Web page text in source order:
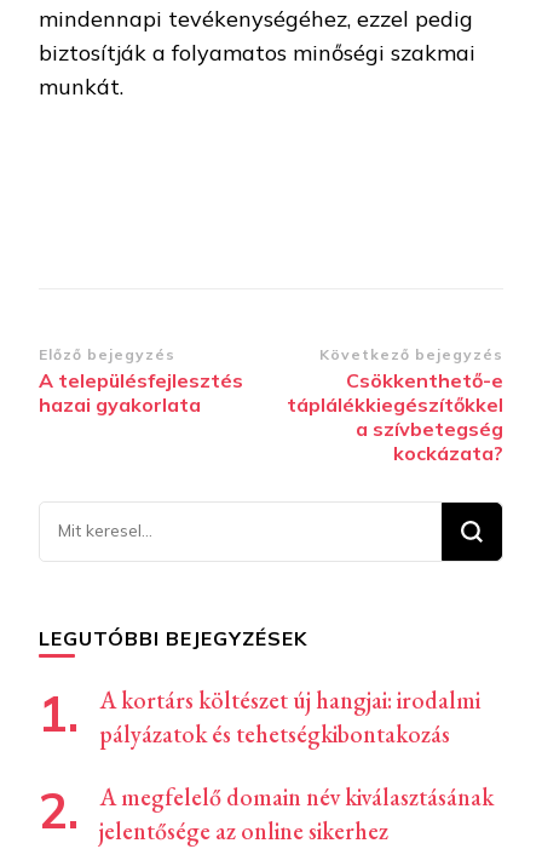
mindennapi tevékenységéhez, ezzel pedig
biztosítják a folyamatos minőségi szakmai
munkát.
Bejegyzések
navigációja
Előző bejegyzés
A településfejlesztés
hazai gyakorlata
Következő bejegyzés
Csökkenthető-e
táplálékkiegészítőkkel
a szívbetegség
kockázata?
Keresel
valamit?
LEGUTÓBBI BEJEGYZÉSEK
A kortárs költészet új hangjai: irodalmi
pályázatok és tehetségkibontakozás
A megfelelő domain név kiválasztásának
jelentősége az online sikerhez